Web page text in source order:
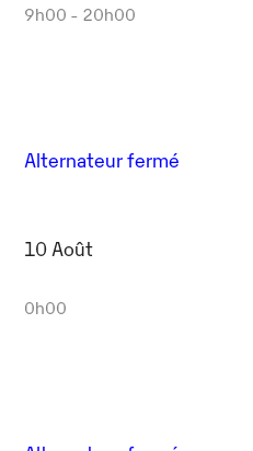
9h00 - 20h00
Alternateur fermé
10 Août
0h00